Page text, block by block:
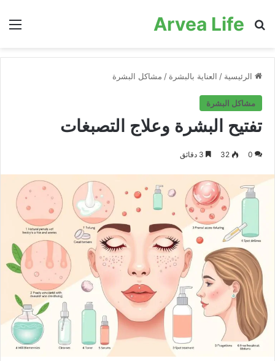
Arvea Life
بحث عن
الرئيسية / العناية بالبشرة / مشاكل البشرة
مشاكل البشرة
تفتيح البشرة وعلاج التصبغات
0
32